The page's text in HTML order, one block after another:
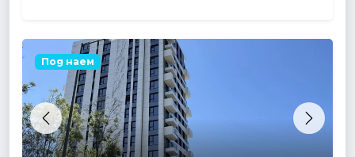
Previous Next
Под наем